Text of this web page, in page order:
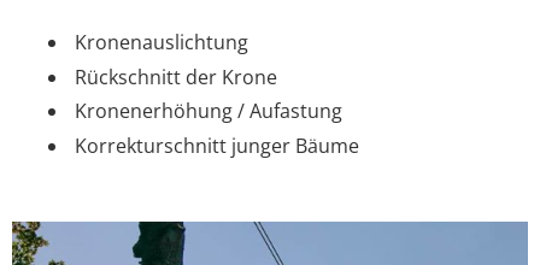
Kronenauslichtung
Rückschnitt der Krone
Kronenerhöhung / Aufastung
Korrekturschnitt junger Bäume